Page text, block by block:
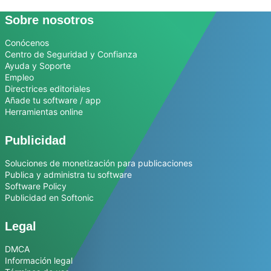
Sobre nosotros
Conócenos
Centro de Seguridad y Confianza
Ayuda y Soporte
Empleo
Directrices editoriales
Añade tu software / app
Herramientas online
Publicidad
Soluciones de monetización para publicaciones
Publica y administra tu software
Software Policy
Publicidad en Softonic
Legal
DMCA
Información legal